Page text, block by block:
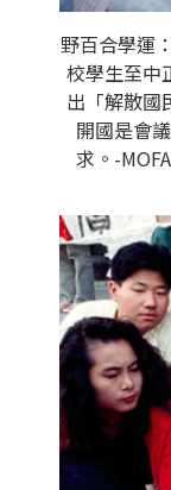
野百合學運
校學生至中
出「解散國
開國是會
求。-